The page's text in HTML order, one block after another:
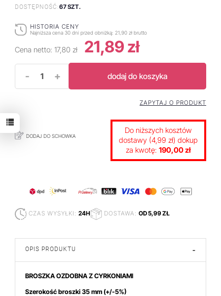
DOSTĘPNOŚĆ:67 SZT.
HISTORIA CENY
Najniższa cena 30 dni przed obniżką: 21,90 zł brutto
Cena netto: 17,80 zł 21,89 zł
- + dodaj do koszyka
DODAJ DO SCHOWKA
ZAPYTAJ O PRODUKT
Do niższych kosztów
dostawy (4,99 zł) dokup
za kwotę: 190,00 zł
CZAS WYSYŁKI: 24H DOSTAWA: OD 5,99 ZŁ
OPIS PRODUKTU -
BROSZKA OZDOBNA Z CYRKONIAMI
Szerokość broszki 35 mm(+/-5%)